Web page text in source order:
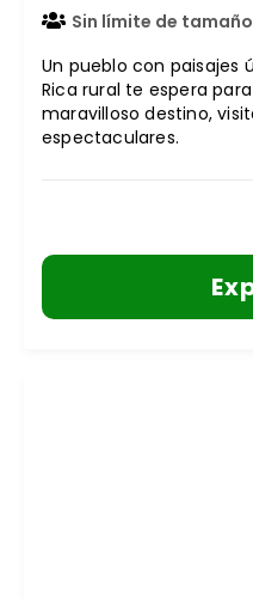
Sin límite de tamaño
Un pueblo con paisajes
Rica rural te espera
maravilloso destino,
espectaculares.